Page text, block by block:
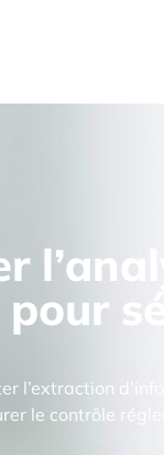
l’extraction
le contrôle